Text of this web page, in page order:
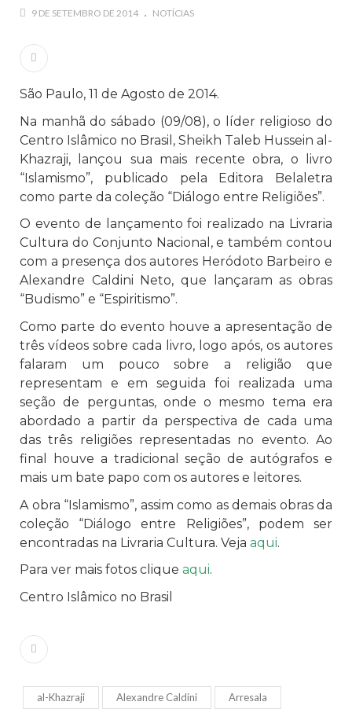
Islâmico no Brasil parabeniza a nação islâmica pela chegada
Falecimento do Imam Ali Ibn Al-Hussein
Em nome de Deus, o Clemente, o Misericordioso! Diante da
data em que relembramos o martírio do quarto Imam dos
muçulmanos, o Imam Ali Ibn Al-Hussein Ibn Ali Ibn Abi Táleb
(A.S.), conhecido por “Zein Al-Ábidin” (Formosura
NOTÍCIAS
Centro Islâmico no Brasil recebe o ex-
ministro das Relações Exteriores da
República Islâmica do Irã
Brasil recebeu em sua sede, em São Paulo, o ex-ministro das
Relações Exteriores da República Islâmica do Irã, Sr. Kamal
Kharrazi, que encontra-se visitando
9 DE SETEMBRO DE 2014 NOTÍCIAS
São Paulo, 11 de Agosto de 2014.
Na manhã do sábado (09/08), o líder religioso do
Centro Islâmico no Brasil, Sheikh Taleb Hussein al-
Khazraji, lançou sua mais recente obra, o livro
“Islamismo”, publicado pela Editora Belaletra
como parte da coleção “Diálogo entre Religiões”.
O evento de lançamento foi realizado na Livraria
Cultura do Conjunto Nacional, e também contou
com a presença dos autores Heródoto Barbeiro e
Alexandre Caldini Neto, que lançaram as obras
“Budismo” e “Espiritismo”.
Como parte do evento houve a apresentação de
três vídeos sobre cada livro, logo após, os autores
falaram um pouco sobre a religião que
representam e em seguida foi realizada uma
seção de perguntas, onde o mesmo tema era
abordado a partir da perspectiva de cada uma
das três religiões representadas no evento. Ao
final houve a tradicional seção de autógrafos e
mais um bate papo com os autores e leitores.
A obra “Islamismo”, assim como as demais obras da
coleção “Diálogo entre Religiões”, podem ser
encontradas na Livraria Cultura. Veja aqui.
Para ver mais fotos clique aqui.
Centro Islâmico no Brasil
al-Khazraji Alexandre Caldini Arresala